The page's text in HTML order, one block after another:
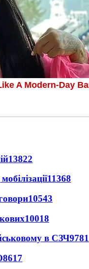
13822
11368
10543
10018
в СЗЧ9781
8617